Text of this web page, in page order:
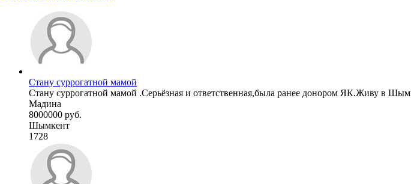
Стану суррогатной мамой
Стану суррогатной мамой .Серьёзная и ответственная,была ранее донором ЯК.Живу в
Мадина
8000000 руб.
Шымкент
1728